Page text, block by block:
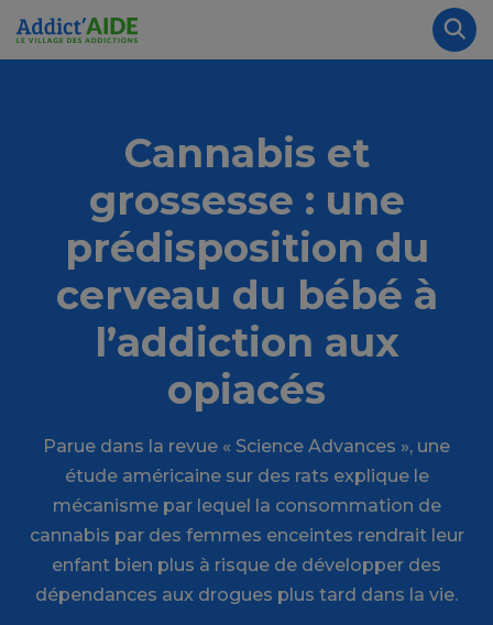
Aller au contenu principal
Cannabis et
grossesse : une
prédisposition du
cerveau du bébé à
l’addiction aux
opiacés
Parue dans la revue « Science Advances », une
étude américaine sur des rats explique le
mécanisme par lequel la consommation de
cannabis par des femmes enceintes rendrait leur
enfant bien plus à risque de développer des
dépendances aux drogues plus tard dans la vie.
Panneau de gestion des cookies